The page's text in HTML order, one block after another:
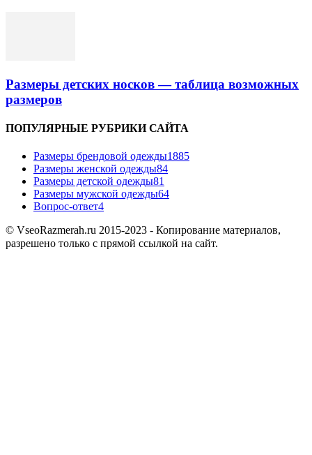
Размеры детских носков — таблица возможных
размеров
ПОПУЛЯРНЫЕ РУБРИКИ САЙТА
Размеры брендовой одежды1885
Размеры женской одежды84
Размеры детской одежды81
Размеры мужской одежды64
Вопрос-ответ4
© VseoRazmerah.ru 2015-2023 - Копирование материалов,
разрешено только с прямой ссылкой на сайт.